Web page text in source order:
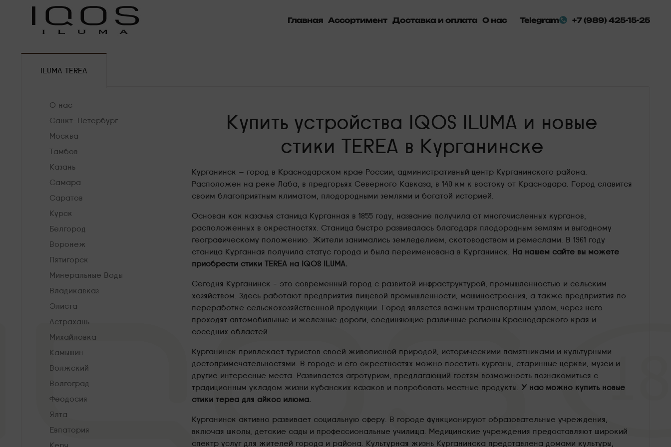
Главная Ассортимент Доставка и оплата О нас Telegram +7 (989) 425-15-25
ILUMA TEREA
О нас
Санкт-Петербург
Москва
Тамбов
Казань
Самара
Саратов
Курск
Белгород
Воронеж
Пятигорск
Минеральные Воды
Владикавказ
Элиста
Астрахань
Михайловка
Камышин
Волжский
Волгоград
Феодосия
Ялта
Евпатория
Купить устройства IQOS ILUMA и новые
стики TEREA в Курганинске
Курганинск — город в Краснодарском крае России, административный центр Курганинского района.
Расположен на реке Лаба, в предгорьях Северного Кавказа, в 140 км к востоку от Краснодара. Город славится
своим благоприятным климатом, плодородными землями и богатой историей.
Основан как казачья станица Курганная в 1855 году, название получила от многочисленных курганов,
расположенных в окрестностях. Станица быстро развивалась благодаря плодородным землям и выгодному
географическому положению. Жители занимались земледелием, скотоводством и ремеслами. В 1961 году
станица Курганная получила статус города и была переименована в Курганинск. На нашем сайте вы можете
приобрести стики TEREA на IQOS ILUMA.
Сегодня Курганинск – это современный город с развитой инфраструктурой, промышленностью и сельским
хозяйством. Здесь работают предприятия пищевой промышленности, машиностроения, а также предприятия по
переработке сельскохозяйственной продукции. Город является важным транспортным узлом, через него
проходят автомобильные и железные дороги, соединяющие различные регионы Краснодарского края и
соседних областей.
Курганинск привлекает туристов своей живописной природой, историческими памятниками и культурными
достопримечательностями. В городе и его окрестностях можно посетить курганы, старинные церкви, музеи и
другие интересные места. Развивается агротуризм, предлагающий гостям возможность познакомиться с
традиционным укладом жизни кубанских казаков и попробовать местные продукты. У нас можно купить новые
стики тереа для айкос илюма.
Курганинск активно развивает социальную сферу. В городе функционируют образовательные учреждения,
включая школы, детские сады и профессиональные училища. Медицинские учреждения предоставляют широкий
спектр услуг для жителей города и района. Культурная жизнь Курганинска представлена домами культуры,